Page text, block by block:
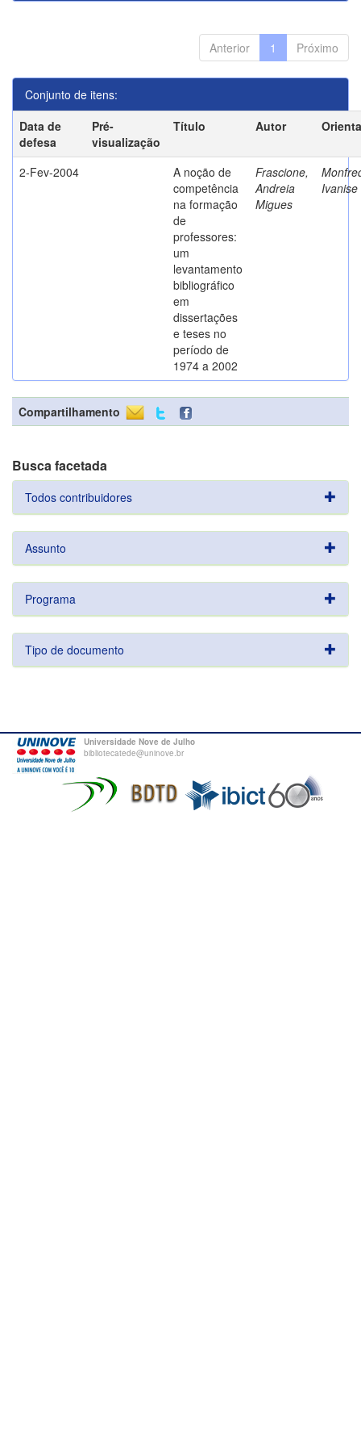
Anterior 1 Próximo
Conjunto de itens:
Data de
defesa
Pré-
visualização
Título Autor
2-Fev-2004
A noção de
competência
na formação
de
professores:
um
levantamento
bibliográfico
em
dissertações
e teses no
período de
1974 a 2002
Frascione,
Andreia
Migues
Ivanise
Compartilhamento
Busca facetada
Todos contribuidores
Assunto
Programa
Tipo de documento
Universidade Nove de Julho
bibliotecatede@uninove.br